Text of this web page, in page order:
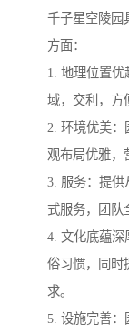
千子星空陵园
方面：
1. 地理位置优
域，交利，方
2. 环境优美：
观布局优雅，
3. 服务：提供
式服务，团队
4. 文化底蕴深
俗习惯，同时
求。
5. 设施完善：